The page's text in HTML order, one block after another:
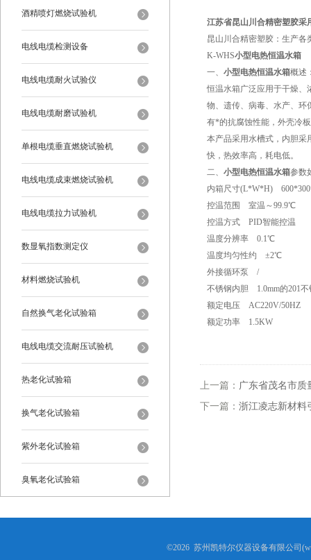
酒精喷灯燃烧试验机
电线电缆检测设备
电线电缆耐火试验仪
电线电缆耐磨试验机
单根电缆垂直燃烧试验机
电线电缆成束燃烧试验机
电线电缆拉力试验机
数显氧指数测定仪
材料燃烧试验机
自然换气老化试验箱
电线电缆交流耐压试验机
热老化试验箱
换气老化试验箱
紫外老化试验箱
臭氧老化试验箱
江苏省昆山川合精密塑胶
昆山川合精密塑胶：生产
K-WHS小型电热恒温水箱
一、 小型电热恒温水箱概
恒温水箱广泛应用于干燥、
物、遗传、病毒、水产、环
有*的抗腐蚀性能，外壳冷
本产品采用水槽式，内胆采
快，热效率高，耗电低。
二、 小型电热恒温水箱参数
内箱尺寸(L*W*H)
控温范围 室温～99.9℃
控温方式 PID智能控温
温度分辨率 0.1℃
温度均匀性约 ±2℃
外接循环泵 /
不锈钢内胆 1.0mm的201
额定电压 AC220V/50HZ
额定功率 1.5KW
上一篇： 广东省茂名市质
下一篇： 浙江凌志新材料
©2026 苏州凯特尔仪器设备有限公司